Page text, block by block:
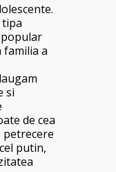
tipa
popular
familia a
si
de cea
petrecere
putin,